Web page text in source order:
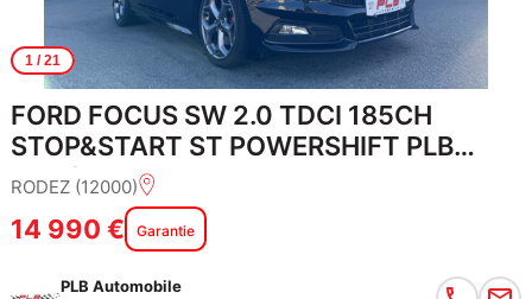
1/ 21
FORD FOCUS SW 2.0 TDCI 185CH
STOP&START ST POWERSHIFT PLB
AUTO
RODEZ (12000)
14 990 € Garantie
PLB Automobile